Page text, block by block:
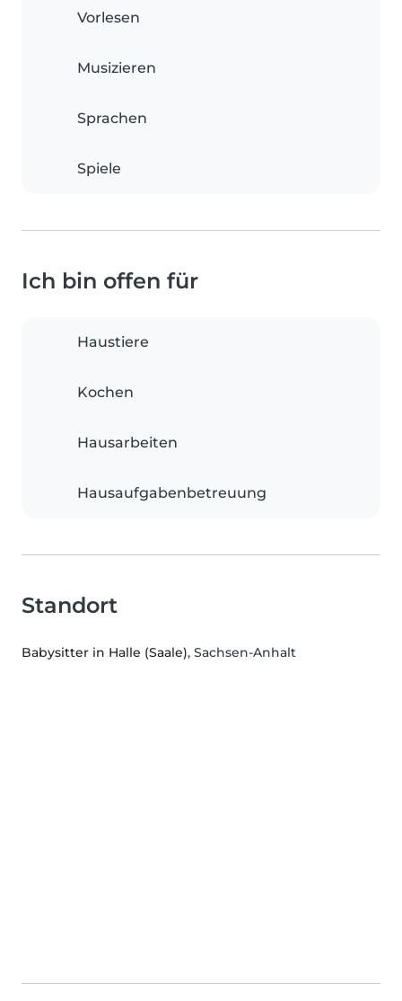
Vorlesen
Musizieren
Sprachen
Spiele
Ich bin offen für
Haustiere
Kochen
Hausarbeiten
Hausaufgabenbetreuung
Standort
Babysitter in Halle (Saale), Sachsen-Anhalt